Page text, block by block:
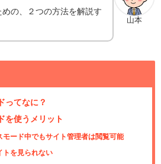
山本
めの、２つの方法を解説す
ってなに？
を使うメリット
モード中でもサイト管理者は閲覧可能
トを見られない